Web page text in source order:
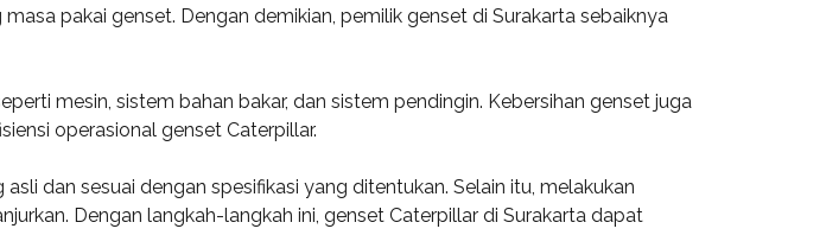
pakai genset. Dengan demikian, pemilik genset di Surakarta sebaiknya
mesin, sistem bahan bakar, dan sistem pendingin. Kebersihan genset juga
operasional genset Caterpillar.
dan sesuai dengan spesifikasi yang ditentukan. Selain itu, melakukan
Dengan langkah-langkah ini, genset Caterpillar di Surakarta dapat